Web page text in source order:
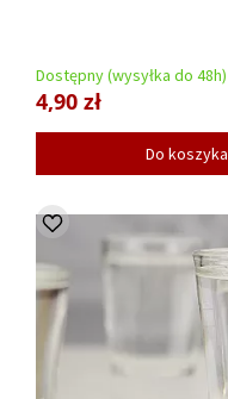
Dostępny (wysyłka do 48h)
4,90 zł
Do koszyka